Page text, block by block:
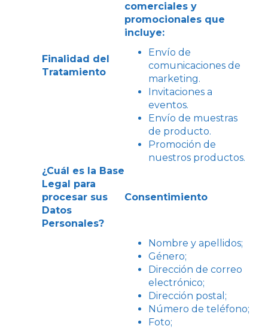
Finalidad del
Tratamiento
comerciales y
promocionales que
incluye:
Envío de
comunicaciones de
marketing.
Invitaciones a
eventos.
Envío de muestras
de producto.
Promoción de
nuestros productos.
¿Cuál es la Base
Legal para
procesar sus
Datos
Personales?
Consentimiento
Nombre y apellidos;
Género;
Dirección de correo
electrónico;
Dirección postal;
Número de teléfono;
Foto;